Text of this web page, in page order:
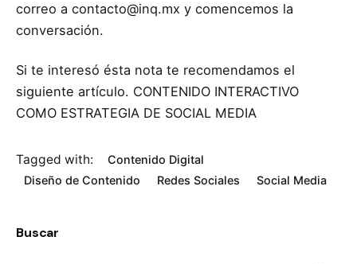
Buscar
correo a contacto@inq.mx y comencemos la
conversación.
Si te interesó ésta nota te recomendamos el
siguiente artículo. CONTENIDO INTERACTIVO
COMO ESTRATEGIA DE SOCIAL MEDIA
Tagged with:
Contenido Digital
Diseño de Contenido
Redes Sociales Social Media